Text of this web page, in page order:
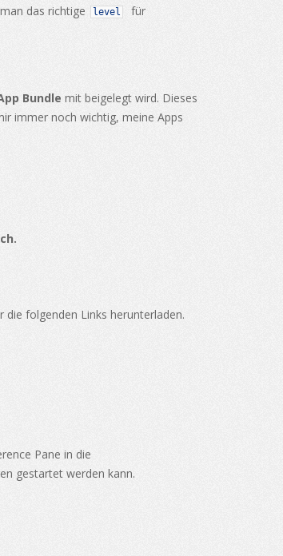
das richtige
level für
Bundle mit beigelegt wird. Dieses
immer noch wichtig, meine Apps
die folgenden Links herunterladen.
Pane in die
gestartet werden kann.